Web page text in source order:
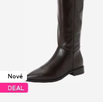
Nové
DEAL